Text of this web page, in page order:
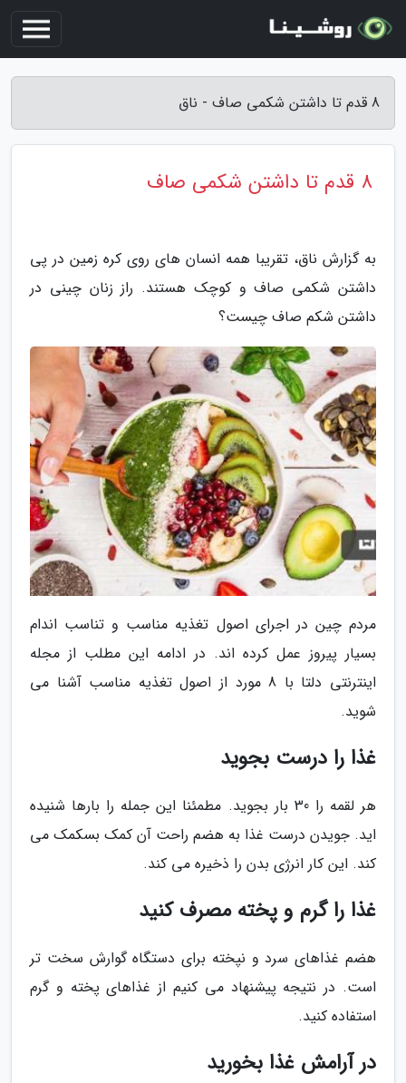
8 قدم تا داشتن شکمی صاف - ناق
8 قدم تا داشتن شکمی صاف
به گزارش ناق، تقریبا همه انسان های روی کره زمین در پی
داشتن شکمی صاف و کوچک هستند. راز زنان چینی در
داشتن شکم صاف چیست؟
مردم چین در اجرای اصول تغذیه مناسب و تناسب اندام
بسیار پیروز عمل کرده اند. در ادامه این مطلب از مجله
اینترنتی دلتا با 8 مورد از اصول تغذیه مناسب آشنا می
شوید.
غذا را درست بجوید
هر لقمه را 30 بار بجوید. مطمئنا این جمله را بارها شنیده
اید. جویدن درست غذا به هضم راحت آن کمک بسکمک می
کند. این کار انرژی بدن را ذخیره می کند.
غذا را گرم و پخته مصرف کنید
هضم غذاهای سرد و نپخته برای دستگاه گوارش سخت تر
است. در نتیجه پیشنهاد می کنیم از غذاهای پخته و گرم
استفاده کنید.
در آرامش غذا بخورید